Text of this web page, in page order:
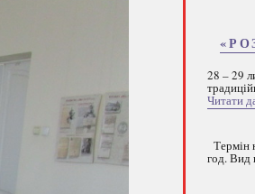
28 – 29
Читати
Термін
год. Вид